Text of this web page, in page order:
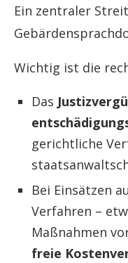
Ein zentraler
Wichtig ist die
Das
gerichtliche
Bei Einsätzen
Verfahren –
Maßnahmen
freie